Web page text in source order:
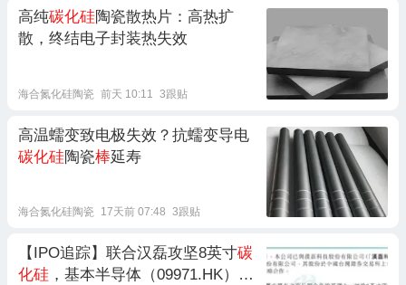
高纯碳化硅陶瓷散热片：高热扩
散，终结电子封装热失效
海合氮化硅陶瓷 前天 10:11 3跟贴
高温蠕变致电极失效？抗蠕变导电
碳化硅陶瓷棒延寿
海合氮化硅陶瓷 17天前 07:48 3跟贴
【IPO追踪】联合汉磊攻坚8英寸碳
化硅 ，基本半导体（09971.HK）盘